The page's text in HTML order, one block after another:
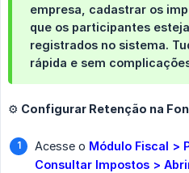
empresa, cadastrar os
que os participantes
registrados no sistema.
rápida e sem
⚙️ Configurar Retenção na
Acesse o Módulo Fiscal >
Consultar Impostos >